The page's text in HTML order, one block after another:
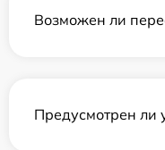
Возможен ли
Предусмотрен ли